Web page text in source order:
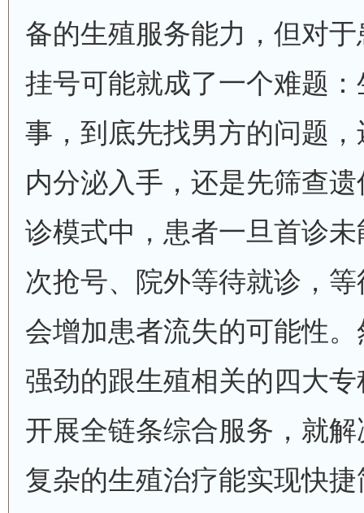
备的生殖服务能力，但对
挂号可能就成了一个难题
事，到底先找男方的问题
内分泌入手，还是先筛查
诊模式中，患者一旦首诊
次抢号、院外等待就诊，
会增加患者流失的可能性
强劲的跟生殖相关的四大
开展全链条综合服务，就
复杂的生殖治疗能实现快捷